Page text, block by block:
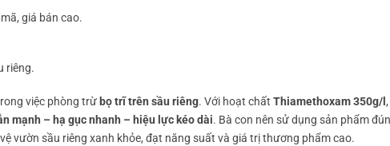
giá bán cao.
riêng.
việc phòng trừ bọ trĩ trên sầu riêng. Với hoạt chất Thiamethoxam 350g/l
mạnh – hạ gục nhanh – hiệu lực kéo dài. Bà con nên sử dụng sản phẩm
vườn sầu riêng xanh khỏe, đạt năng suất và giá trị thương phẩm cao.